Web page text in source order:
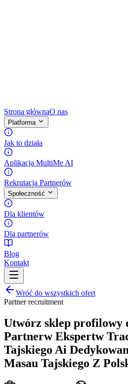
Strona głównaO nas
Platforma
Jak to działa
Aplikacja MultiMe AI
Rekrutacja Partnerów
Społeczność
Dla klientów
Dla partnerów
Blog
Kontakt
Wróć do wszystkich ofert
Partner recruitment
Utwórz sklep profilowy
Partnerw Ekspertw
Tajskiego Ai
Masau Tajskiego Z